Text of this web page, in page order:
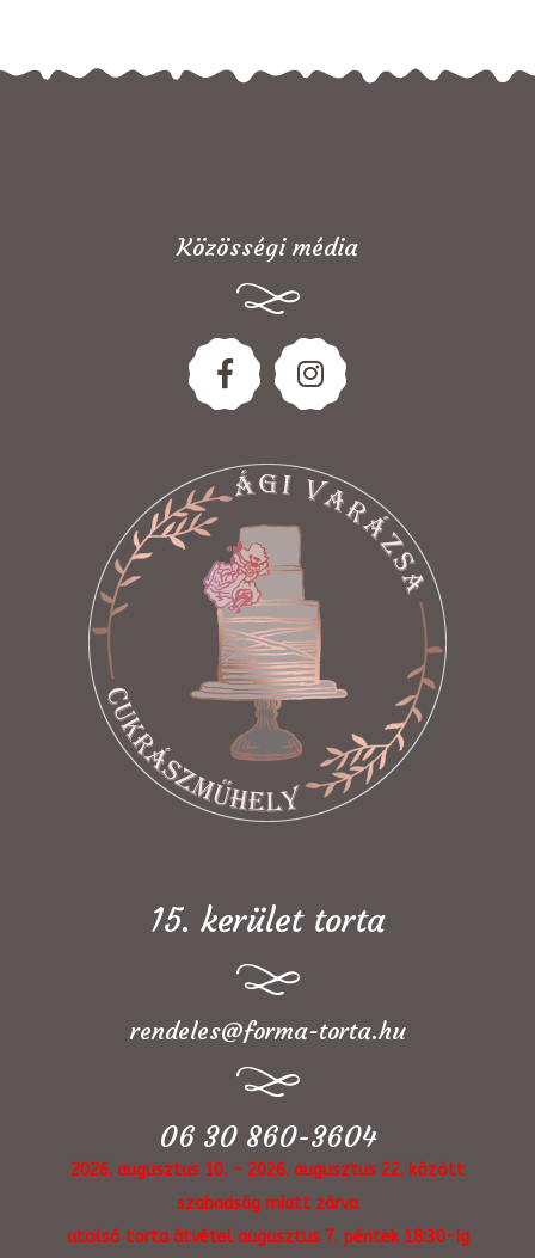
Közösségi média
15. kerület torta
rendeles@forma-torta.hu
06 30 860-3604
2026. augusztus 10. - 2026. augusztus 22. között
szabadság miatt zárva
utolsó torta átvétel augusztus 7. péntek 18:30-ig